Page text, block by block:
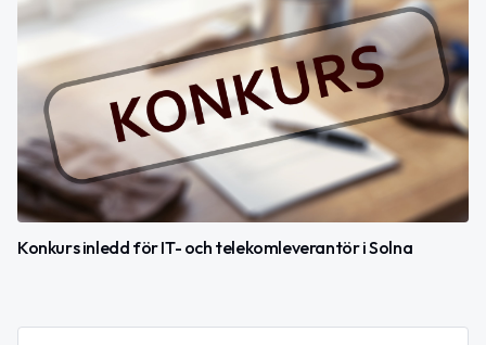
Konkurs inledd för IT- och telekomleverantör i Solna